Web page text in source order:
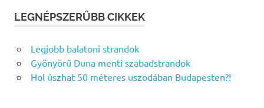
LEGNÉPSZERŰBB CIKKEK
Legjobb balatoni strandok
Gyönyörű Duna menti szabadstrandok
Hol úszhat 50 méteres uszodában Budapesten?!